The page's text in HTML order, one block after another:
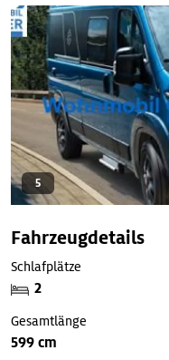
5
Fahrzeugdetails
Schlafplätze
2
Gesamtlänge
599 cm